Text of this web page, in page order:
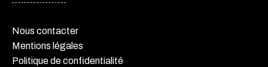
Nous contacter
Mentions légales
Politique de confidentialité